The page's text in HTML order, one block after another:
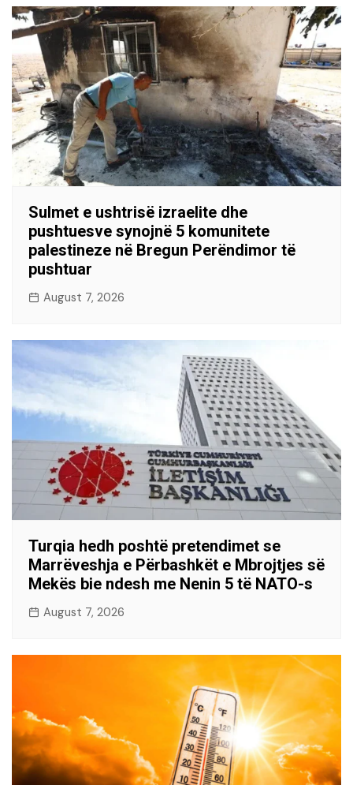
Sulmet e ushtrisë izraelite dhe
pushtuesve synojnë 5 komunitete
palestineze në Bregun Perëndimor të
pushtuar
August 7, 2026
Turqia hedh poshtë pretendimet se
Marrëveshja e Përbashkët e Mbrojtjes së
Mekës bie ndesh me Nenin 5 të NATO-s
August 7, 2026